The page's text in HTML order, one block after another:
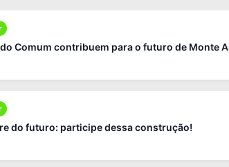
Comum contribuem para o futuro de Monte
do futuro: participe dessa construção!